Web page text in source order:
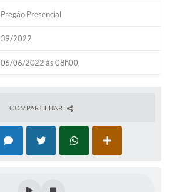
Pregão Presencial
39/2022
06/06/2022 às 08h00
COMPARTILHAR